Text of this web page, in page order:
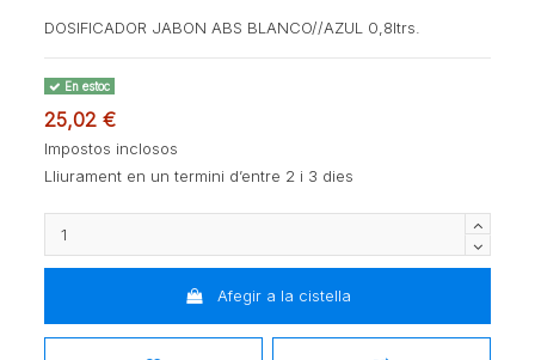
DOSIFICADOR JABON ABS BLANCO//AZUL 0,8ltrs.
En estoc
25,02 €
Impostos inclosos
Lliurament en un termini d’entre 2 i 3 dies
Afegir a la cistella